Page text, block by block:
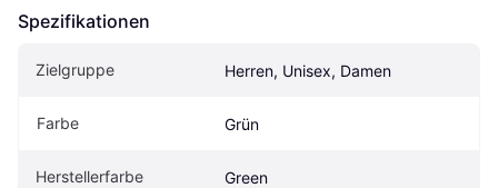
Spezifikationen
Zielgruppe Herren, Unisex, Damen
Farbe Grün
Herstellerfarbe Green